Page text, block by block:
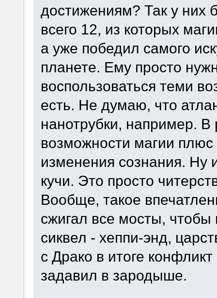
достижениям? Так у них
всего 12, из которых
а уже победил самого
планете. Ему просто
воспользоваться теми
есть. Не думаю, что
нанотрубки, например.
возможности магии
изменения сознания.
кучи. Это просто
Вообще, такое
сжигал все мосты,
сиквел - хеппи-энд,
с Драко в итоге
задавил в зародыше.